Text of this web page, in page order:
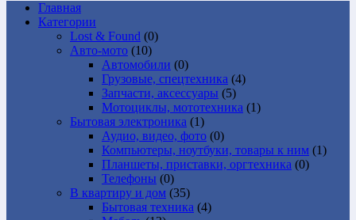
Главная
Категории
Lost & Found (0)
Авто-мото (10)
Автомобили (0)
Грузовые, спецтехника (4)
Запчасти, аксессуары (5)
Мотоциклы, мототехника (1)
Бытовая электроника (1)
Аудио, видео, фото (0)
Компьютеры, ноутбуки, товары к ним (1)
Планшеты, приставки, оргтехника (0)
Телефоны (0)
В квартиру и дом (35)
Бытовая техника (4)